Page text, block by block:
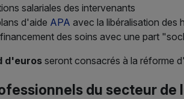
salariales des intervenants
d'aide APA avec la libéralisation des
des soins avec une part
d'euros seront consacrés à la réforme
du secteur de